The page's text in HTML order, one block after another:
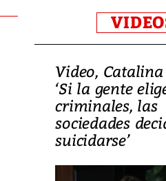
Video,
‘Si la gente
criminales, las
sociedades
suicidarse’